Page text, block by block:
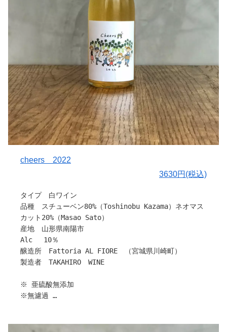
2022は限定醸造のLimited editionでお楽しみくださ
引用：千夢ワイナリー
最初はやはり冷やし目で、少し温度をあげ香りを楽しんで
頂きたいと思います！
お味噌を使ったお料理や玉ねぎを使った甘めのステーキソ
ースなどの合わせがおススメです(^^)
作り手さんから
〇ぶどうについて①
昨年度よりお伝えしていた通り、2021ヴィンテージまで
Ancoのデラウェアも育ててくださった、南陽市の風間利伸
さんが、デラウェアの栽培をご勇退されたため、2022年か
らはどうしようかと、ずっと栽培の様子を見ながら考え続
けてきました。
紫案史孝さんの親族で上山南部ワインぶどう部会設立の立
役者でもある里見修さんが生食用のデラウェアの樹を切ろ
こちらからお願いをして、ワイン用に有核（種あり）デラ
ウエアに切り替え、栽培を続けてくださることに至りまし
た。
〇ぶどうについて②
しかしながらそんなに都合良くはいかず、天候不良によっ
て2022年上山市では、種を持たずに小さく実が成る単為結
フラッグシップシリーズのオレンジワインAranciaにも加
わっている通り、酸と完熟が兼ね備えられた、偶然の結果
cheers 2022
3630円(税込)
タイプ 白ワイン
品種 スチューベン80%（Toshinobu Kazama）ネオマス
カット20%（Masao Sato）
産地 山形県南陽市
Alc 10％
醸造所 Fattoria AL FIORE （宮城県川崎町）
製造者 TAKAHIRO WINE
※ 亜硫酸無添加
※無濾過